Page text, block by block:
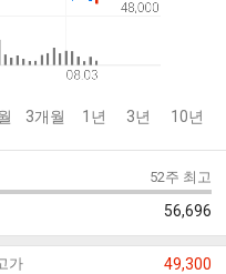
3개월 1년 3년 10년
52주 최고
56,696
가 49,300